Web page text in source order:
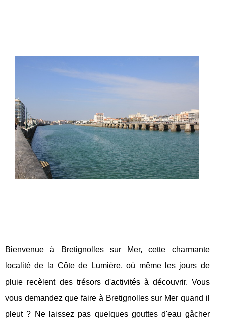
Bienvenue à Bretignolles sur Mer, cette charmante
localité de la Côte de Lumière, où même les jours de
pluie recèlent des trésors d'activités à découvrir. Vous
vous demandez que faire à Bretignolles sur Mer quand il
pleut ? Ne laissez pas quelques gouttes d'eau gâcher